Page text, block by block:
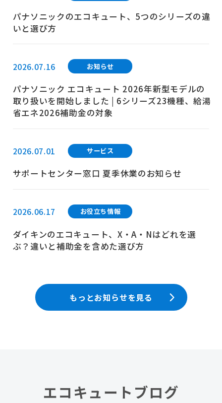
パナソニックのエコキュート、5つのシリーズの違
いと選び方
2026.07.16 お知らせ
パナソニック エコキュート 2026年新型モデルの
取り扱いを開始しました | 6シリーズ23機種、給湯
省エネ2026補助金の対象
2026.07.01 サービス
サポートセンター窓口 夏季休業のお知らせ
2026.06.17 お役立ち情報
ダイキンのエコキュート、X・A・Nはどれを選
ぶ？違いと補助金を含めた選び方
もっとお知らせを見る
エコキュートブログ